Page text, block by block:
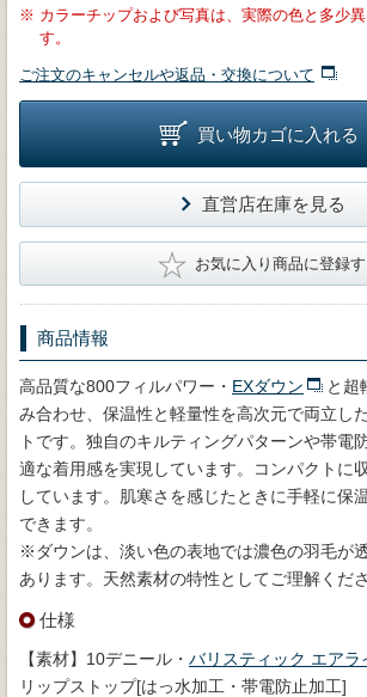
※ カラーチップおよび写真は、実際の色と多少
す。
ご注文のキャンセルや返品・交換について
買い物カゴに入れる
直営店在庫を見る
★ お気に入り商品に登録
商品情報
高品質な800フィルパワー・ EXダウン
と超
み合わせ、保温性と軽量性を高次元で両立し
トです。独自のキルティングパターンや帯電
適な着用感を実現しています。コンパクトに
しています。肌寒さを感じたときに手軽に保
できます。
※ダウンは、淡い色の表地では濃色の羽毛が
あります。天然素材の特性としてご理解くださ
仕様
【素材】10デニール・ バリスティック エアラ
リップストップ[はっ水加工・帯電防止加工]